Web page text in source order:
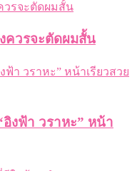
ควรจะตัดผมสั้น
งฟ้า วราหะ” หน้า